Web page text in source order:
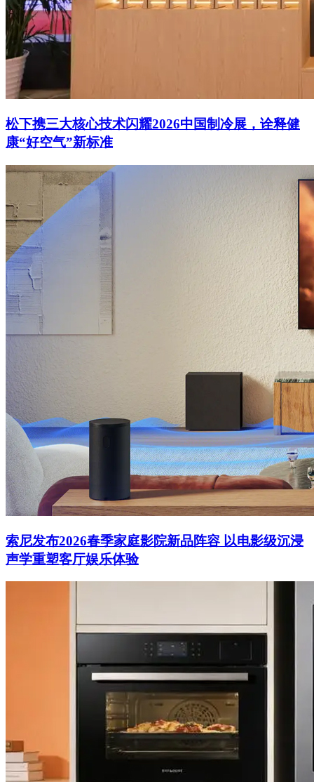
松下携三大核心技术闪耀2026中国制冷展，诠释健
康“好空气”新标准
索尼发布2026春季家庭影院新品阵容 以电影级沉浸
声学重塑客厅娱乐体验